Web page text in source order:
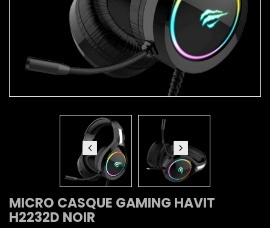
MICRO CASQUE GAMING HAVIT
H2232D NOIR